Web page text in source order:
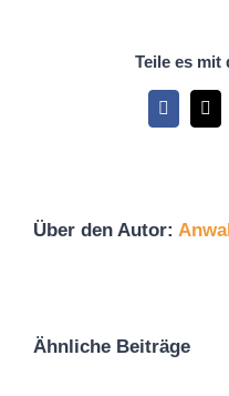
Teile es mit
Facebook
X
Über den Autor:
Ähnliche Beiträge